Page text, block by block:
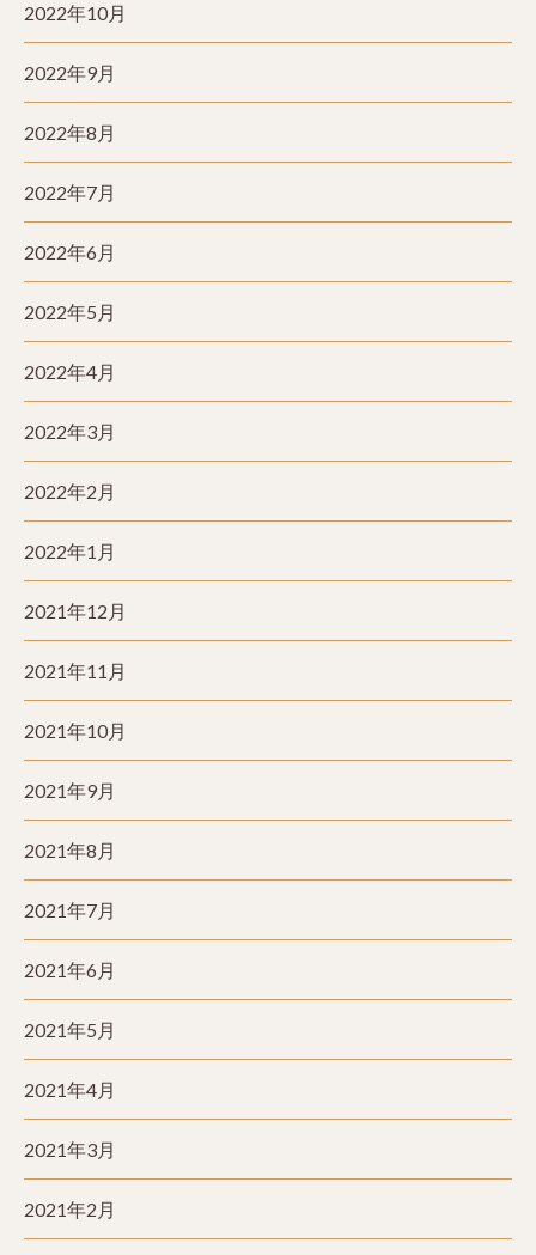
2022年10月
2022年9月
2022年8月
2022年7月
2022年6月
2022年5月
2022年4月
2022年3月
2022年2月
2022年1月
2021年12月
2021年11月
2021年10月
2021年9月
2021年8月
2021年7月
2021年6月
2021年5月
2021年4月
2021年3月
2021年2月